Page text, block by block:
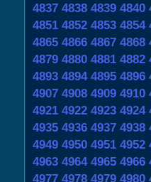
4837 4838 4839 4840
4851 4852 4853 4854
4865 4866 4867 4868
4879 4880 4881 4882
4893 4894 4895 4896
4907 4908 4909 4910
4921 4922 4923 4924
4935 4936 4937 4938
4949 4950 4951 4952
4963 4964 4965 4966
4977 4978 4979 4980